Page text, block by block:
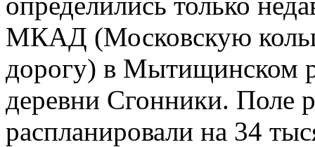
МКАД (Московскую
дорогу) в Мытищинском
деревни Сгонники. Поле
распланировали на 34